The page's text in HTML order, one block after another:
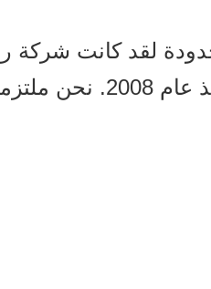
لقد كانت شركة